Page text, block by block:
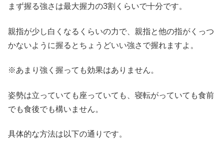
まず握る強さは最大握力の3割くらいで十分です。
親指が少し白くなるくらいの力で、親指と他の指がくっつ
かないように握るとちょうどいい強さで握れますよ。
※あまり強く握っても効果はありません。
姿勢は立っていても座っていても、寝転がっていても食前
でも食後でも構いません。
具体的な方法は以下の通りです。